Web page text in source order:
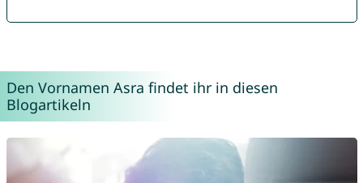
Den Vornamen Asra findet ihr in diesen
Blogartikeln